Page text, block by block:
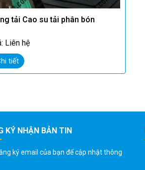
tải Cao su tải phân bón
Liên hệ
tiết
KÝ NHẬN BẢN TIN
ký email của bạn để cập nhật thông